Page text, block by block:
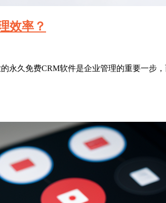
效率？
永久免费CRM软件是企业管理的重要一步